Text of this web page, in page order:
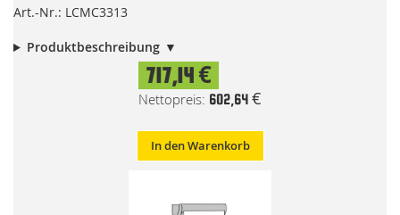
Art.-Nr.: LCMC3313
Produktbeschreibung
717,14 €
602,64 €
In den Warenkorb